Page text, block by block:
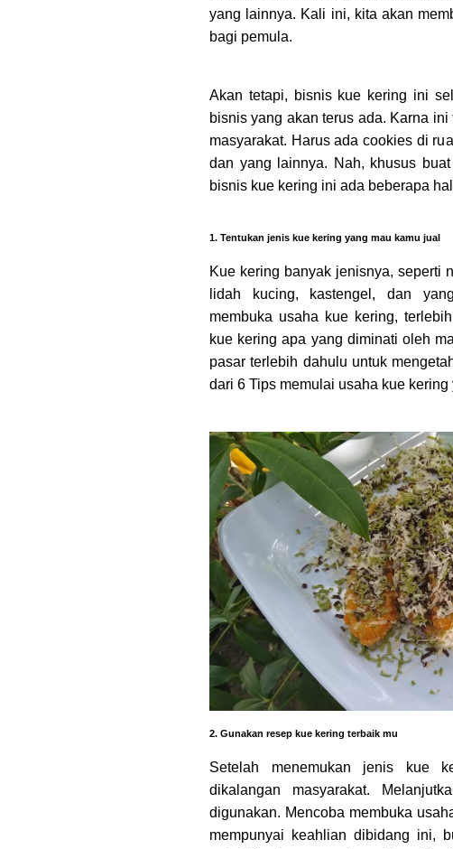
yang lainnya. Kali ini, kita akan
bagi pemula.
Akan tetapi, bisnis kue kering ini
bisnis yang akan terus ada. Karna
masyarakat. Harus ada cookies di
dan yang lainnya. Nah, khusus
bisnis kue kering ini ada beberapa
1. Tentukan jenis kue kering yang mau kamu jual
Kue kering banyak jenisnya, seperti
lidah kucing, kastengel, dan
membuka usaha kue kering,
kue kering apa yang diminati oleh
pasar terlebih dahulu untuk
dari 6 Tips memulai usaha kue
2. Gunakan resep kue kering terbaik mu
Setelah menemukan jenis kue
dikalangan masyarakat.
digunakan. Mencoba membuka
mempunyai keahlian dibidang ini,